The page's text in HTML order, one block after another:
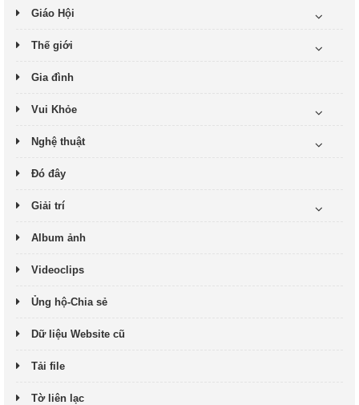
Giáo Hội
Thế giới
Gia đình
Vui Khỏe
Nghệ thuật
Đó đây
Giải trí
Album ảnh
Videoclips
Ủng hộ-Chia sẻ
Dữ liệu Website cũ
Tải file
Tờ liên lạc